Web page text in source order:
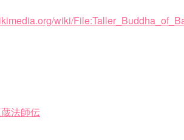
wiki/
法師伝